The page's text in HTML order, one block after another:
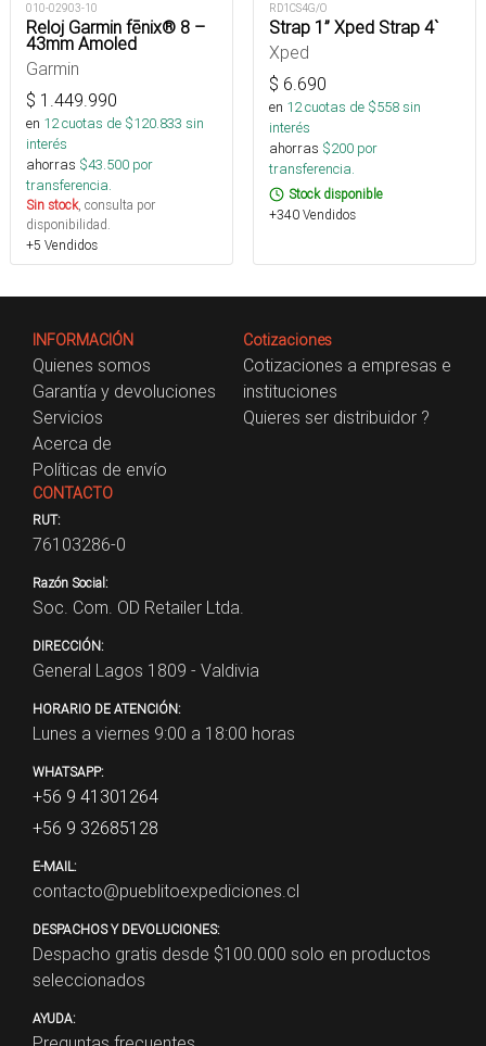
010-02903-10
Reloj Garmin fēnix® 8 –
43mm Amoled
Garmin
$ 1.449.990
en 12cuotas de $120.833 sin
interés
ahorras $43.500 por
transferencia.
Sin stock, consulta por
disponibilidad.
+5 Vendidos
RD1CS4G/O
Strap 1” Xped Strap 4`
Xped
$ 6.690
en 12cuotas de $558sin
interés
ahorras $200 por
transferencia.
Stock disponible
+340 Vendidos
INFORMACIÓN
Quienes somos
Garantía y devoluciones
Servicios
Acerca de
Políticas de envío
Cotizaciones
Cotizaciones a empresas e
instituciones
Quieres ser distribuidor ?
CONTACTO
RUT:
76103286-0
Razón Social:
Soc. Com. OD Retailer Ltda.
DIRECCIÓN:
General Lagos 1809 - Valdivia
HORARIO DE ATENCIÓN:
Lunes a viernes 9:00 a 18:00 horas
WHATSAPP:
+56 9 41301264
+56 9 32685128
E-MAIL:
contacto@pueblitoexpediciones.cl
DESPACHOS Y DEVOLUCIONES:
Despacho gratis desde $100.000 solo en productos
seleccionados
AYUDA: